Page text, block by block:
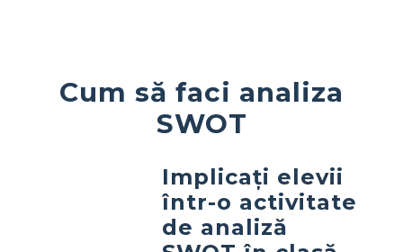
Cum să faci analiza
SWOT
Implicați elevii
într-o activitate
de analiză